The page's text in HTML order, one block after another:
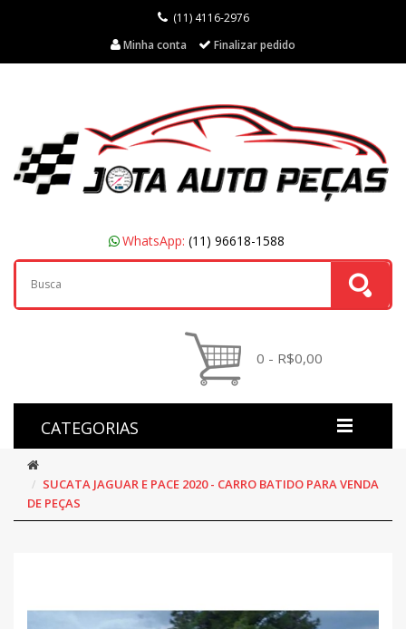
(11) 4116-2976
Minha conta
Finalizar pedido
WhatsApp: (11) 96618-1588
0 - R$0,00
CATEGORIAS
SUCATA JAGUAR E PACE 2020 - CARRO BATIDO PARA VENDA
DE PEÇAS